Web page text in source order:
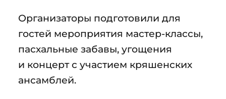
Организаторы подготовили для
гостей мероприятия мастер-классы,
пасхальные забавы, угощения
и концерт с участием кряшенских
ансамблей.